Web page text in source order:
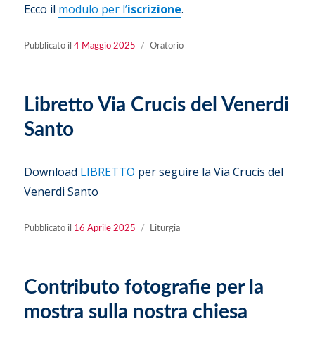
Ecco il modulo per l’iscrizione.
Pubblicato ilPubblicato
4 Maggio 2025 Categorie
Oratorio
Libretto Via Crucis del Venerdi
Santo
Download LIBRETTO per seguire la Via Crucis del
Venerdi Santo
Pubblicato il Pubblicato
16 Aprile 2025 Categorie
Liturgia
Contributo fotografie per la
mostra sulla nostra chiesa